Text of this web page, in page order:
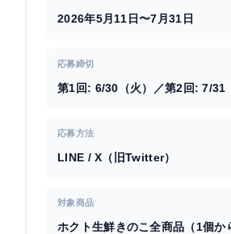
2026年5月11日〜7月31日
応募締切
第1回: 6/30（火）／第2回: 7/31
応募方法
LINE / X（旧Twitter）
対象商品
ホクト生鮮きのこ全商品（1個か